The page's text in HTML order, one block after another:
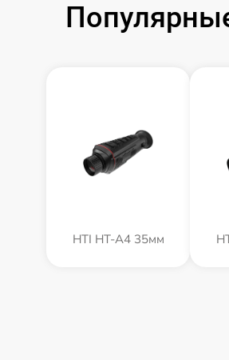
HTI HT-A4 35мм